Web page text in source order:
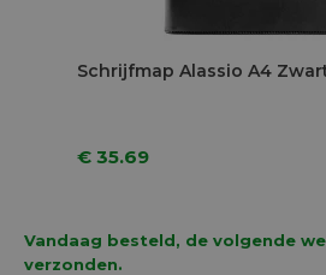
Schrijfmap Alassio A4
€ 35.69
Vandaag besteld, de volgende
verzonden.